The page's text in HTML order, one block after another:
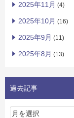
2025年11月 (4)
2025年10月 (16)
2025年9月 (11)
2025年8月 (13)
過去記事